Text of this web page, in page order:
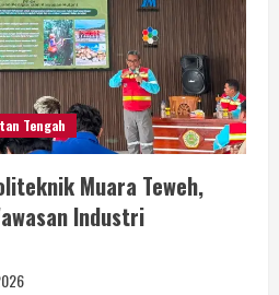
Tengah
Muara Teweh,
Industri